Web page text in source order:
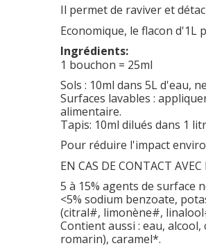
Il permet de raviver et
Economique, le flacon d'1L
Ingrédients:
1 bouchon = 25ml
Sols : 10ml dans 5L d'eau,
Surfaces lavables :
alimentaire.
Tapis: 10ml dilués dans 1
Pour réduire l'impact
EN CAS DE CONTACT
5 à 15% agents de surface
<5% sodium benzoate,
(citral#, limonène#,
Contient aussi : eau,
romarin), caramel*.